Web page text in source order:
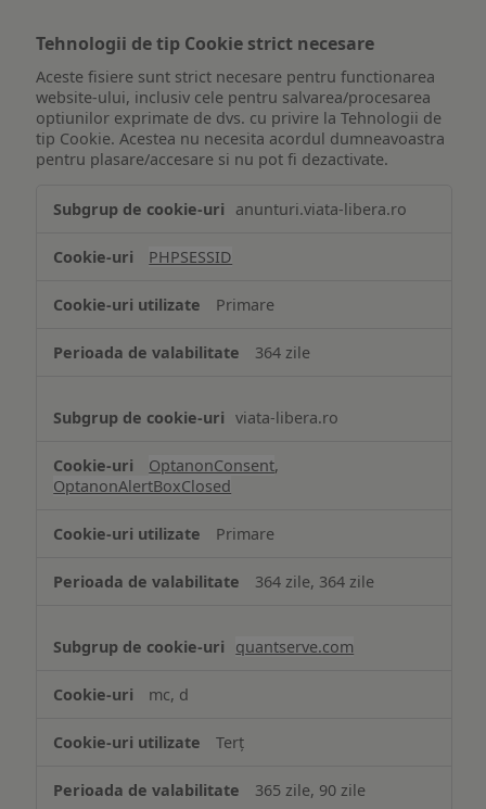
Tehnologii de tip Cookie strict necesare
Aceste fisiere sunt strict necesare pentru functionarea
website-ului, inclusiv cele pentru salvarea/procesarea
optiunilor exprimate de dvs. cu privire la Tehnologii de
tip Cookie. Acestea nu necesita acordul dumneavoastra
pentru plasare/accesare si nu pot fi dezactivate.
de
Cookie
necesare
anunturi.viata-libera.ro
PHPSESSID
Primare
364 zile
viata-libera.ro
OptanonConsent,
OptanonAlertBoxClosed
Primare
364 zile, 364 zile
quantserve.com
mc, d
Terț
365 zile, 90 zile